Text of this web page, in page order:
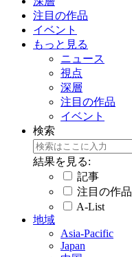
注目の作品
イベント
もっと見る
ニュース
視点
深層
注目の作品
イベント
検索
結果を見る:
記事
注目の作品
A-List
地域
Asia-Pacific
Japan